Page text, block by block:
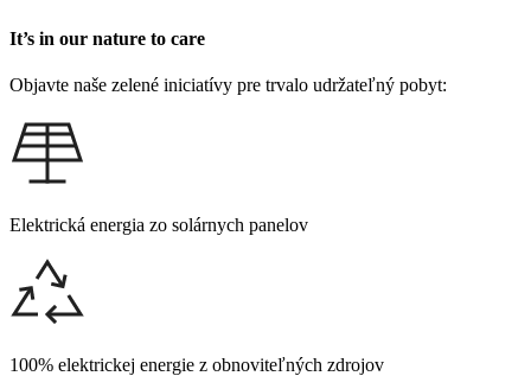
It’s in our nature to care
Objavte naše zelené iniciatívy pre trvalo udržateľný pobyt:
Elektrická energia zo solárnych panelov
100% elektrickej energie z obnoviteľných zdrojov